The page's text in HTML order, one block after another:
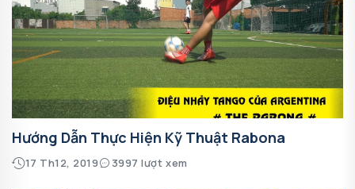
Hướng Dẫn Thực Hiện Kỹ Thuật Rabona
17 Th12, 2019 3997 lượt xem